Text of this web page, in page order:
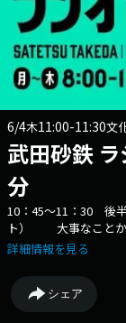
6/4木11:00-11:30文
武田砂鉄
分
10：45～11：30 後
ト） 大事なことか
鉄が"あなたの耳の
https://
ジオマガジン」 X（
「https://x.com/
詳細情報を見る
シェア